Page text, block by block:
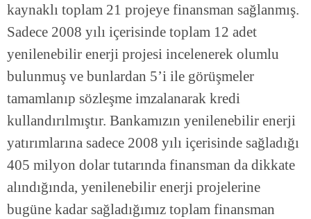
kaynaklı toplam 21 projeye finansman sağlanmış.
Sadece 2008 yılı içerisinde toplam 12 adet
yenilenebilir enerji projesi incelenerek olumlu
bulunmuş ve bunlardan 5’i ile görüşmeler
tamamlanıp sözleşme imzalanarak kredi
kullandırılmıştır. Bankamızın yenilenebilir enerji
yatırımlarına sadece 2008 yılı içerisinde sağladığı
405 milyon dolar tutarında finansman da dikkate
alındığında, yenilenebilir enerji projelerine
bugüne kadar sağladığımız toplam finansman